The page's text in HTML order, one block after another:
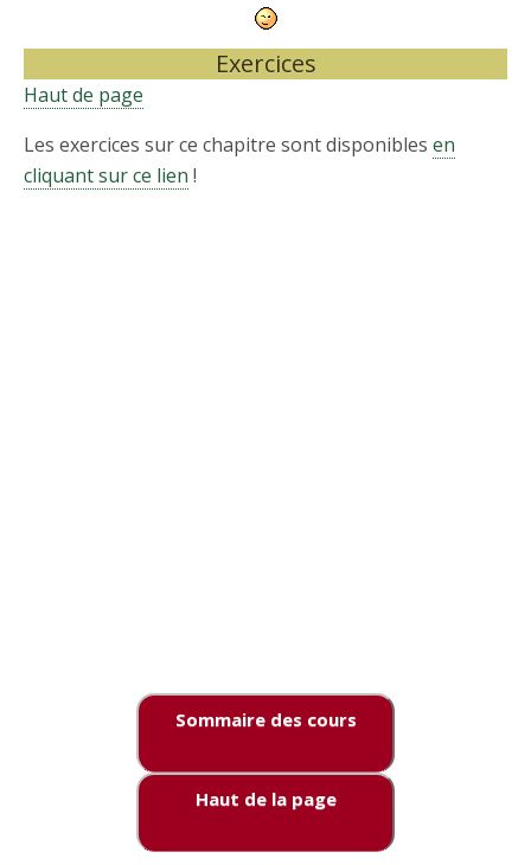
Exercices
Haut de page
Les exercices sur ce chapitre sont disponibles en
cliquant sur ce lien !
Sommaire des cours
Haut de la page